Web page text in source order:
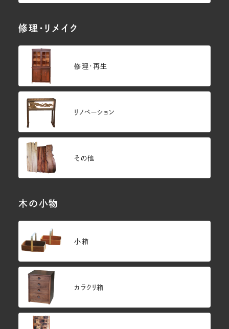
修理・リメイク
修理・再生
リノベーション
その他
木の小物
小箱
カラクリ箱